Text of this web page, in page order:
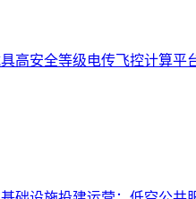
高安全等级电传飞控计算